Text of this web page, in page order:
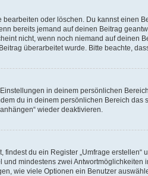
oder löschen. Du kannst einen
bereits jemand auf deinen Beitrag
nicht, wenn noch niemand auf deinen
überarbeitet wurde. Bitte beachte,
in deinem persönlichen
du in deinem persönlichen Bereich
wieder deaktivieren.
du ein Register „Umfrage
mindestens zwei
wie viele Optionen ein Benutzer